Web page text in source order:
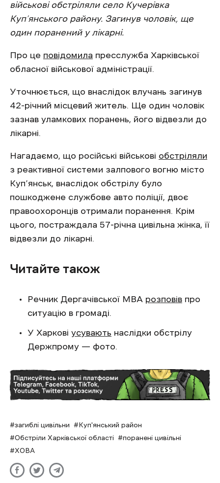
військові обстріляли село Кучерівка
Куп’янського району. Загинув чоловік, ще
один поранений у лікарні.
Про це повідомила пресслужба Харківської
обласної військової адміністрації.
Уточнюється, що внаслідок влучань загинув
42-річний місцевий житель. Ще один чоловік
зазнав уламкових поранень, його відвезли до
лікарні.
Нагадаємо, що російські військові обстріляли
з реактивної системи залпового вогню місто
Куп’янськ, внаслідок обстрілу було
пошкоджене службове авто поліції, двоє
правоохоронців отримали поранення. Крім
цього, постраждала 57-річна цивільна жінка, її
відвезли до лікарні.
Читайте також
Речник Дергачівської МВА розповів про
ситуацію в громаді.
У Харкові усувають наслідки обстрілу
Держпрому — фото.
загиблі цивільни
Куп'янський район
Обстріли Харківської області
поранені цивільні
ХОВА